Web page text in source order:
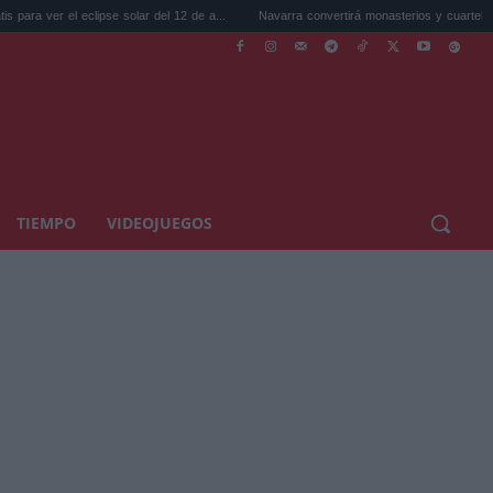
solar del 12 de a... Navarra convertirá monasterios y cuarteles en vivi...
TIEMPO VIDEOJUEGOS